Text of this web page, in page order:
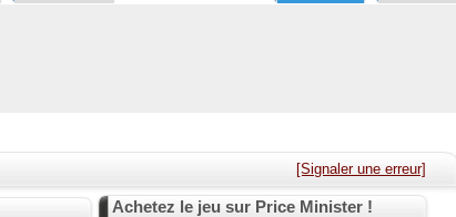
[Signaler une erreur]
Achetez le jeu sur Price Minister !